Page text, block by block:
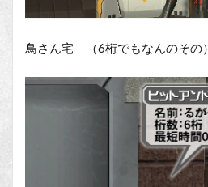
鳥さん宅 （6桁でもなんのその）